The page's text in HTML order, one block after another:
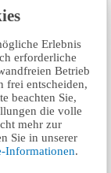
Erlebnis
erforderliche
Betrieb
frei entscheiden,
beachten Sie,
die volle
mehr zur
Sie in unserer
Informationen.